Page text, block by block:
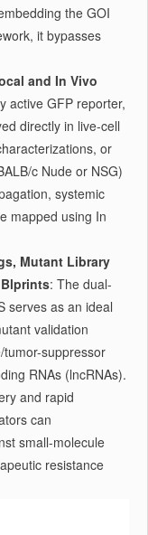
the GOI
it bypasses
and In Vivo
active GFP reporter,
directly in live-cell
or
c Nude or NSG)
systemic
mapped using In
Mutant Library
: The dual-
serves as an ideal
validation
suppressor
RNAs (lncRNAs).
and rapid
can
small-molecule
resistance